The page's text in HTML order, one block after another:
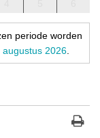
periode worden
2026